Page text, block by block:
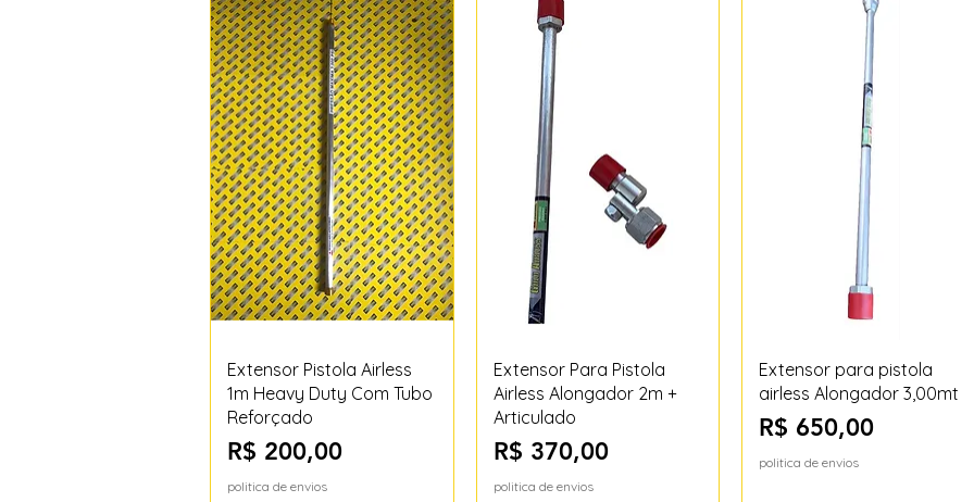
Visualização rápida
Extensor Pistola Airless
1m Heavy Duty Com Tubo
Reforçado
Preço
R$ 200,00
politica de envios
Visualização rápida
Extensor Para Pistola
Airless Alongador 2m +
Articulado
Preço
R$ 370,00
politica de envios
Visualização rápida
Extensor para pistola
airless Alongador 3,00mt
Preço
R$ 650,00
politica de envios